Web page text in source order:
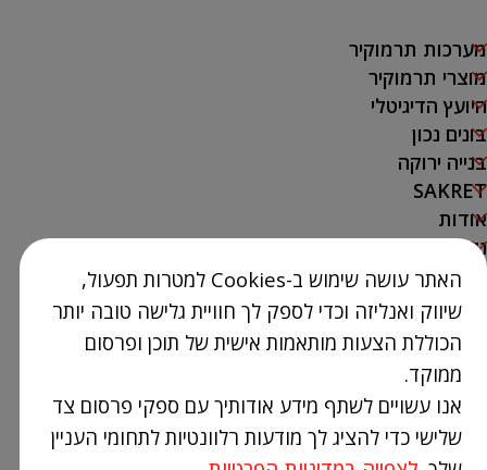
מערכות תרמוקיר
מוצרי תרמוקיר
היועץ הדיגיטלי
בונים נכון
בנייה ירוקה
SAKRET
אודות
נק' מכירה
צור קשר
03-9386300
info@Termokir.co.il
קיבוץ חורשים
האתר עושה שימוש ב-Cookies למטרות תפעול,
שיווק ואנליזה וכדי לספק לך חוויית גלישה טובה יותר
הכוללת הצעות מותאמות אישית של תוכן ופרסום
ממוקד.
אנו עשויים לשתף מידע אודותיך עם ספקי פרסום צד
שלישי כדי להציג לך מודעות רלוונטיות לתחומי העניין